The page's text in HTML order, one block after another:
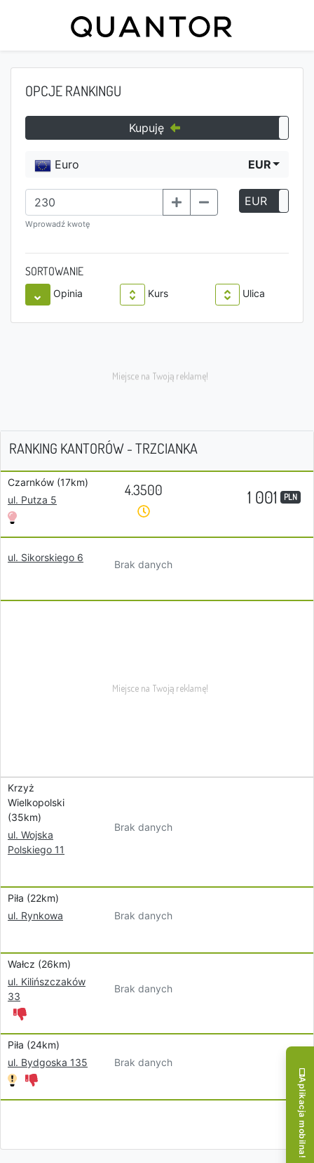
OPCJE RANKINGU
Kupuję
Euro EUR
Wprowadź kwotę
EUR
SORTOWANIE
Opinia Kurs Ulica
RANKING KANTORÓW - TRZCIANKA
Czarnków (17km)
ul. Putza 5
4.3500 1 001 PLN
ul. Sikorskiego 6
Brak danych
Krzyż
Wielkopolski
(35km)
ul. Wojska
Polskiego 11
Brak danych
Piła (22km)
ul. Rynkowa
Brak danych
Wałcz (26km)
ul. Kilińszczaków
33
Brak danych
Piła (24km)
ul. Bydgoska 135
Brak danych
Aplikacja mobilna!